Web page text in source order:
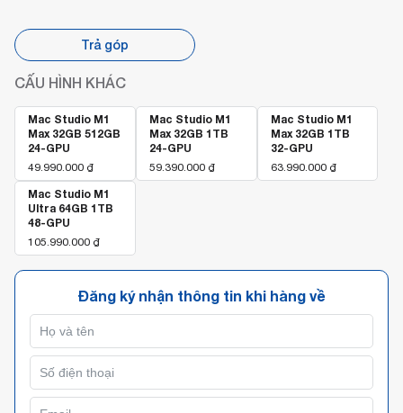
Trả góp
CẤU HÌNH KHÁC
Mac Studio M1
Max 32GB 512GB
24-GPU
49.990.000 ₫
Mac Studio M1
Max 32GB 1TB
24-GPU
59.390.000 ₫
Mac Studio M1
Max 32GB 1TB
32-GPU
63.990.000 ₫
Mac Studio M1
Ultra 64GB 1TB
48-GPU
105.990.000 ₫
Đăng ký nhận thông tin khi hàng về